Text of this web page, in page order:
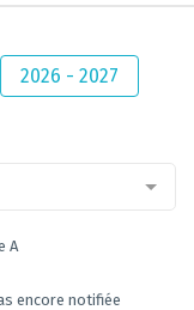
2026 - 2027
A
encore notifiée